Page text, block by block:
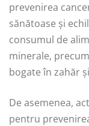
prevenirea
sănătoase și
consumul de
minerale,
bogate în zahăr
De asemenea,
pentru